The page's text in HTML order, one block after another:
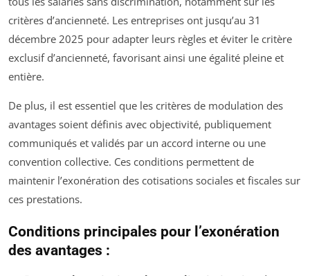
critères d’ancienneté. Les entreprises ont jusqu’au 31
décembre 2025 pour adapter leurs règles et éviter le critère
exclusif d’ancienneté, favorisant ainsi une égalité pleine et
entière.
De plus, il est essentiel que les critères de modulation des
avantages soient définis avec objectivité, publiquement
communiqués et validés par un accord interne ou une
convention collective. Ces conditions permettent de
maintenir l’exonération des cotisations sociales et fiscales sur
ces prestations.
Conditions principales pour l’exonération
des avantages :